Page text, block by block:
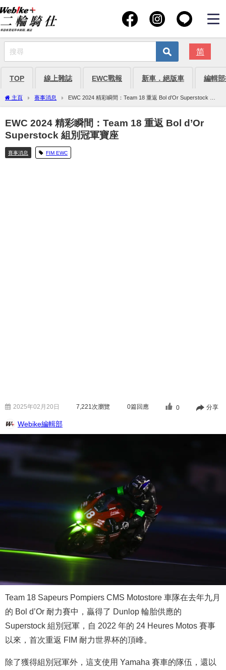
简
TOP 線上雜誌 EWC戰報 新車．絕版車 編輯
主頁 賽事消息
EWC 2024 精彩瞬間：Team 18 重返 Bol d’Or Superstock 組
別冠軍寶座
EWC 2024 精彩瞬間：Team 18 重返 Bol d’Or
Superstock 組別冠軍寶座
賽事消息 FIM EWC
2025年02月20日 7,221 次瀏覽 0篇回應 0 分享
Webike編輯部
Team 18 Sapeurs Pompiers CMS Motostore 車隊在去年九月
的 Bol d’Or 耐力賽中，贏得了 Dunlop 輪胎供應的
Superstock 組別冠軍，自 2022 年的 24 Heures Motos 賽事
以來，首次重返 FIM 耐力世界杯的頂峰。
除了獲得組別冠軍外，這支使用 Yamaha 賽車的隊伍，還以